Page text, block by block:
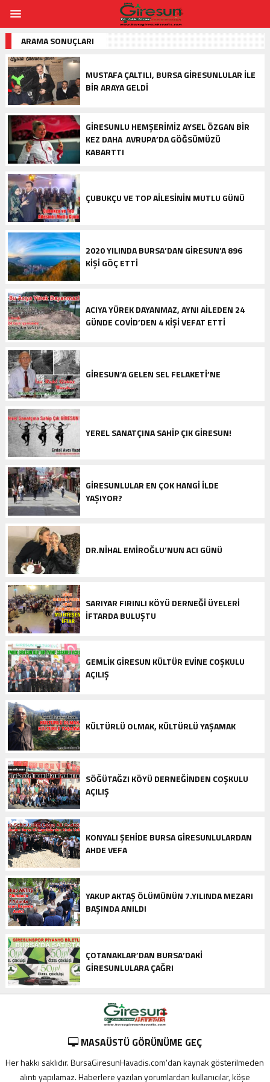
ARAMA SONUÇLARI
MUSTAFA ÇALTILI, BURSA GIRESUNLULAR İLE
BIR ARAYA GELDI
GIRESUNLU HEMŞERIMIZ AYSEL ÖZGAN BIR
KEZ DAHA AVRUPA’DA GÖĞSÜMÜZÜ
KABARTTI
ÇUBUKÇU VE TOP AILESININ MUTLU GÜNÜ
2020 YILINDA BURSA’DAN GIRESUN’A 896
KIŞI GÖÇ ETTI
ACIYA YÜREK DAYANMAZ, AYNI AILEDEN 24
GÜNDE COVID’DEN 4 KIŞI VEFAT ETTI
GIRESUN’A GELEN SEL FELAKETI’NE
YEREL SANATÇINA SAHIP ÇIK GIRESUN!
GIRESUNLULAR EN ÇOK HANGI ILDE
YAŞIYOR?
DR.NIHAL EMIROĞLU’NUN ACI GÜNÜ
SARIYAR FIRINLI KÖYÜ DERNEĞI ÜYELERI
İFTARDA BULUŞTU
GEMLIK GIRESUN KÜLTÜR EVINE COŞKULU
AÇILIŞ
KÜLTÜRLÜ OLMAK, KÜLTÜRLÜ YAŞAMAK
SÖĞÜTAĞZI KÖYÜ DERNEĞINDEN COŞKULU
AÇILIŞ
KONYALI ŞEHIDE BURSA GIRESUNLULARDAN
AHDE VEFA
YAKUP AKTAŞ ÖLÜMÜNÜN 7.YILINDA MEZARI
BAŞINDA ANILDI
ÇOTANAKLAR’DAN BURSA’DAKI
GIRESUNLULARA ÇAĞRI
MASAÜSTÜ GÖRÜNÜME GEÇ
Her hakkı saklıdır. BursaGiresunHavadis.com'dan kaynak gösterilmeden
alıntı yapılamaz. Haberlere yazılan yorumlardan kullanıcılar, köşe